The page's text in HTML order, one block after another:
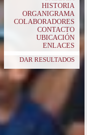
HISTORIA
ORGANIGRAMA
COLABORADORES
CONTACTO
UBICACIÓN
ENLACES
DAR RESULTADOS